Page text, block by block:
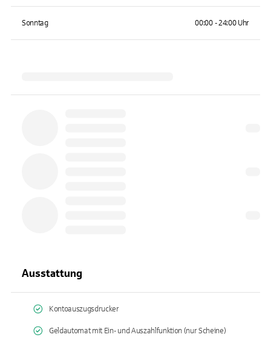
Sonntag 00:00 - 24:00 Uhr
Ausstattung
Kontoauszugsdrucker
Geldautomat mit Ein- und Auszahlfunktion (nur Scheine)